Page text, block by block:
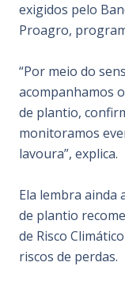
exigidos pelo
Proagro,
“Por meio do
acompanhamos
de plantio,
monitoramos
lavoura”, explica.
Ela lembra ainda
de plantio
de Risco
riscos de perdas.